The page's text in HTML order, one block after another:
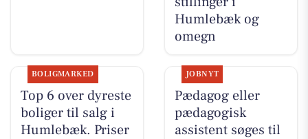
Humlebæk og
omegn
BOLIGMARKED
Top 6 over dyreste
boliger til salg i
Humlebæk. Priser
JOBNYT
Pædagog eller
pædagogisk
assistent søges til